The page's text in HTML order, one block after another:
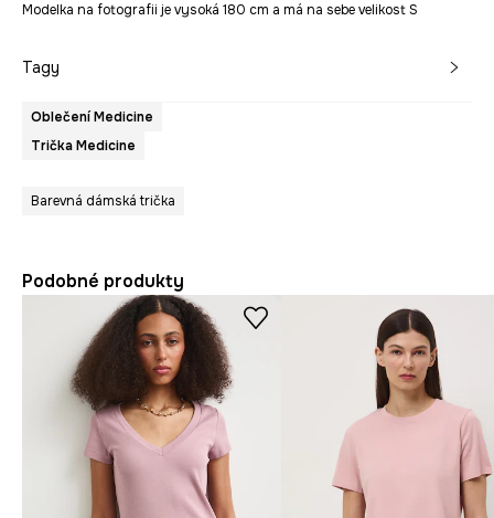
Modelka na fotografii je vysoká 180 cm a má na sebe velikost S
Tagy
Oblečení Medicine
Trička Medicine
Barevná dámská trička
Podobné produkty